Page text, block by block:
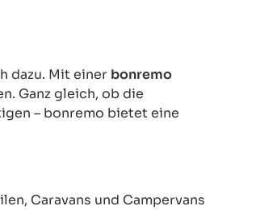
dazu. Mit einer bonremo
Ganz gleich, ob die
– bonremo bietet eine
Caravans und Campervans